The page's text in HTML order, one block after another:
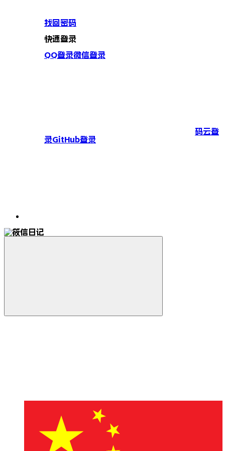
找回密码
快速登录
QQ登录微信登录
码云登
录GitHub登录